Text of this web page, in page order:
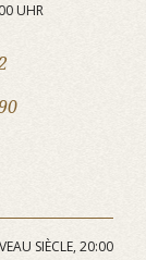
UHR
SIÈCLE, 20:00